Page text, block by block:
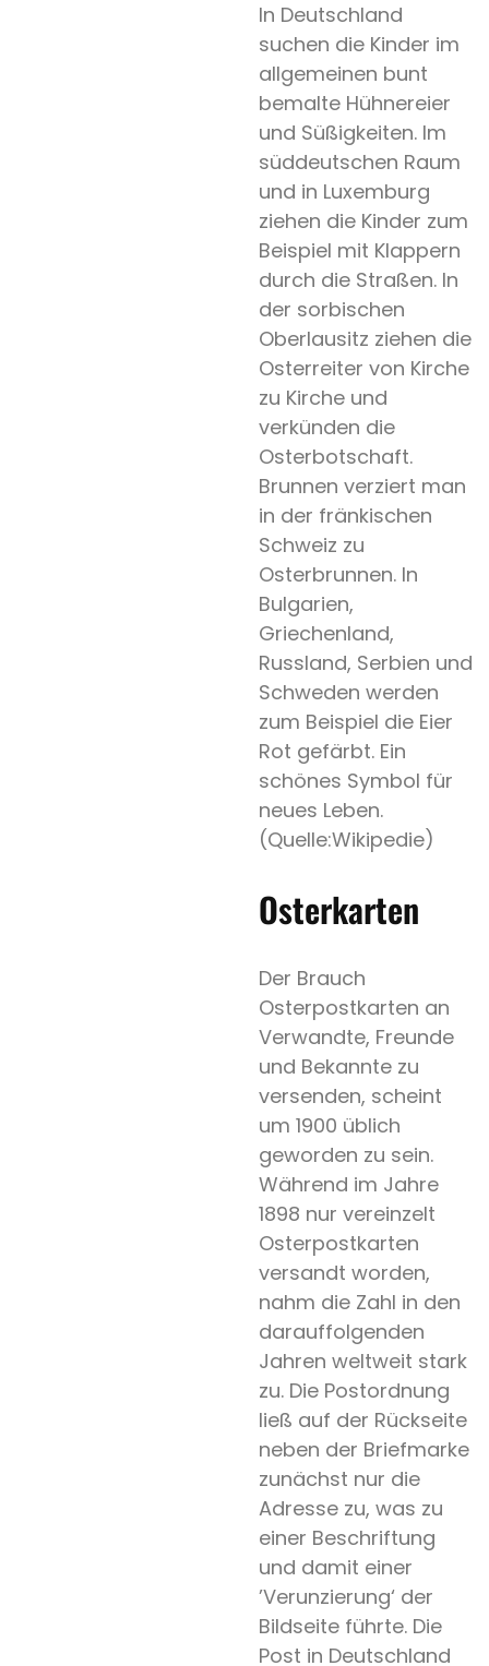
In Deutschland
suchen die Kinder im
allgemeinen bunt
bemalte Hühnereier
und Süßigkeiten. Im
süddeutschen Raum
und in Luxemburg
ziehen die Kinder zum
Beispiel mit Klappern
durch die Straßen. In
der sorbischen
Oberlausitz ziehen die
Osterreiter von Kirche
zu Kirche und
verkünden die
Osterbotschaft.
Brunnen verziert man
in der fränkischen
Schweiz zu
Osterbrunnen. In
Bulgarien,
Griechenland,
Russland, Serbien und
Schweden werden
zum Beispiel die Eier
Rot gefärbt. Ein
schönes Symbol für
neues Leben.
(Quelle:Wikipedie)
Osterkarten
Der Brauch
Osterpostkarten an
Verwandte, Freunde
und Bekannte zu
versenden, scheint
um 1900 üblich
geworden zu sein.
Während im Jahre
1898 nur vereinzelt
Osterpostkarten
versandt worden,
nahm die Zahl in den
darauffolgenden
Jahren weltweit stark
zu. Die Postordnung
ließ auf der Rückseite
neben der Briefmarke
zunächst nur die
Adresse zu, was zu
einer Beschriftung
und damit einer
’Verunzierung‘ der
Bildseite führte. Die
Post in Deutschland